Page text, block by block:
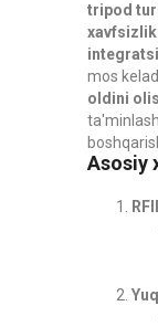
tripod
mos
oldini
Asosiy